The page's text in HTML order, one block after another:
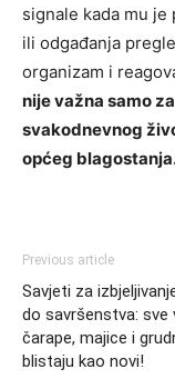
signale kada mu
ili odgađanja
organizam i
nije važna samo
svakodnevnog
općeg
Previous article
Savjeti za
do savršenstva: sve
čarape, majice i
blistaju kao novi!